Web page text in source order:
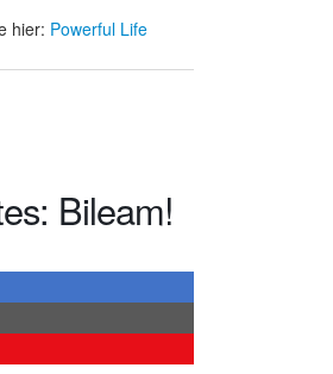
hier: Powerful Life
Bileam!